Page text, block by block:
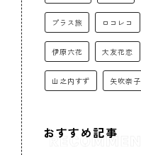
プラス旅 ロコレコ
伊原六花 大友花恋
山之内すず 矢吹奈子
おすすめ記事